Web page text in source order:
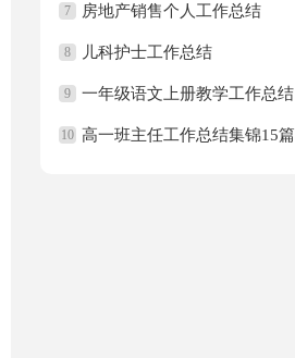
7 房地产销售个人工作总结
8 儿科护士工作总结
9 一年级语文上册教学工作总结
10 高一班主任工作总结集锦15篇